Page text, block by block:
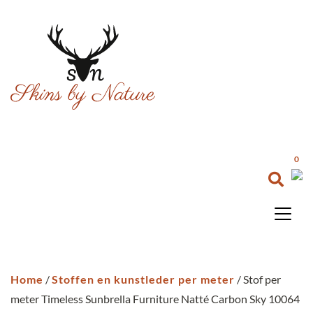
0
Home /Stoffen en kunstleder per meter / Stof per
meter Timeless Sunbrella Furniture Natté Carbon Sky 10064